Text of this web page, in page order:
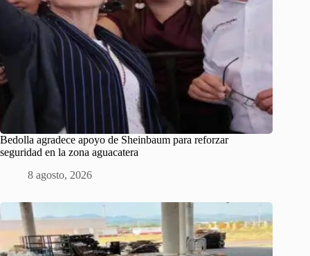
Bedolla agradece apoyo de Sheinbaum para reforzar
seguridad en la zona aguacatera
8 agosto, 2026